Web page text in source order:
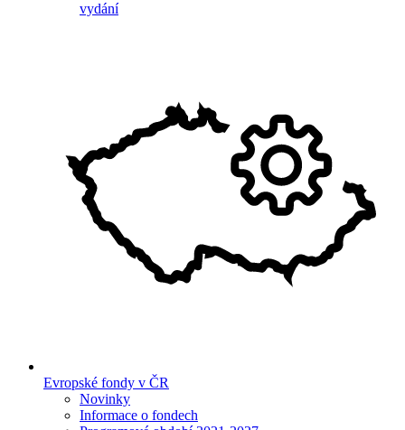
vydání
Evropské fondy v ČR
Novinky
Informace o fondech